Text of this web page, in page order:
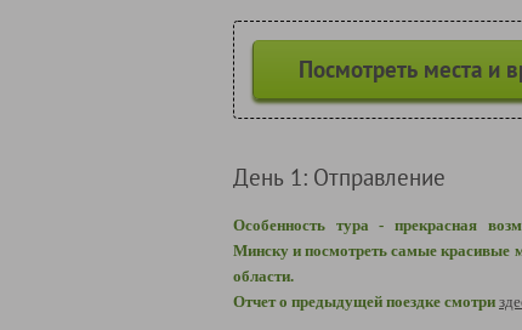
Посмотреть места и
День 1: Отправление
Особенность тура - прекрасная
Минску и посмотреть самые красивые
области.
Отчет о предыдущей поездке смотри